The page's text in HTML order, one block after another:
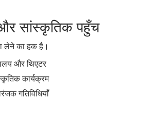
सांस्कृतिक पहुँच
लेने का हक है।
और थिएटर
कार्यक्रम
गतिविधियाँ